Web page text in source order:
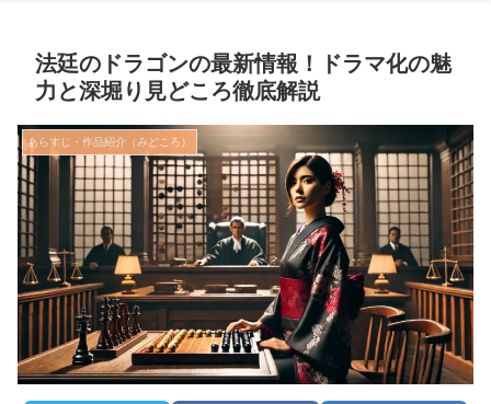
法廷のドラゴンの最新情報！ドラマ化の魅
力と深堀り見どころ徹底解説
あらすじ・作品紹介（みどころ）